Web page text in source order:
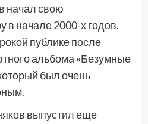
начал свою
в начале 2000-х годов.
публике после
альбома «Безумные
был очень
выпустил еще